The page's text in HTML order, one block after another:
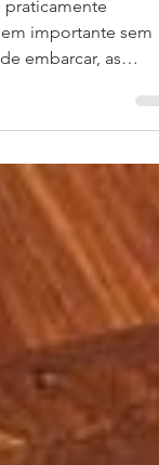
importante sem
embarcar, as
clima e tudo
durante
quer correr o
em dor de
mais importante do
destino do
durante
é justamente a